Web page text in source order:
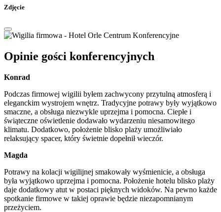
Zdjęcie
Opinie gości konferencyjnych
Konrad
Podczas firmowej wigilii byłem zachwycony przytulną atmosferą i
eleganckim wystrojem wnętrz. Tradycyjne potrawy były wyjątkowo
smaczne, a obsługa niezwykle uprzejma i pomocna. Ciepłe i
świąteczne oświetlenie dodawało wydarzeniu niesamowitego
klimatu. Dodatkowo, położenie blisko plaży umożliwiało
relaksujący spacer, który świetnie dopełnił wieczór.
Magda
Potrawy na kolacji wigilijnej smakowały wyśmienicie, a obsługa
była wyjątkowo uprzejma i pomocna. Położenie hotelu blisko plaży
daje dodatkowy atut w postaci pięknych widoków. Na pewno każde
spotkanie firmowe w takiej oprawie będzie niezapomnianym
przeżyciem.